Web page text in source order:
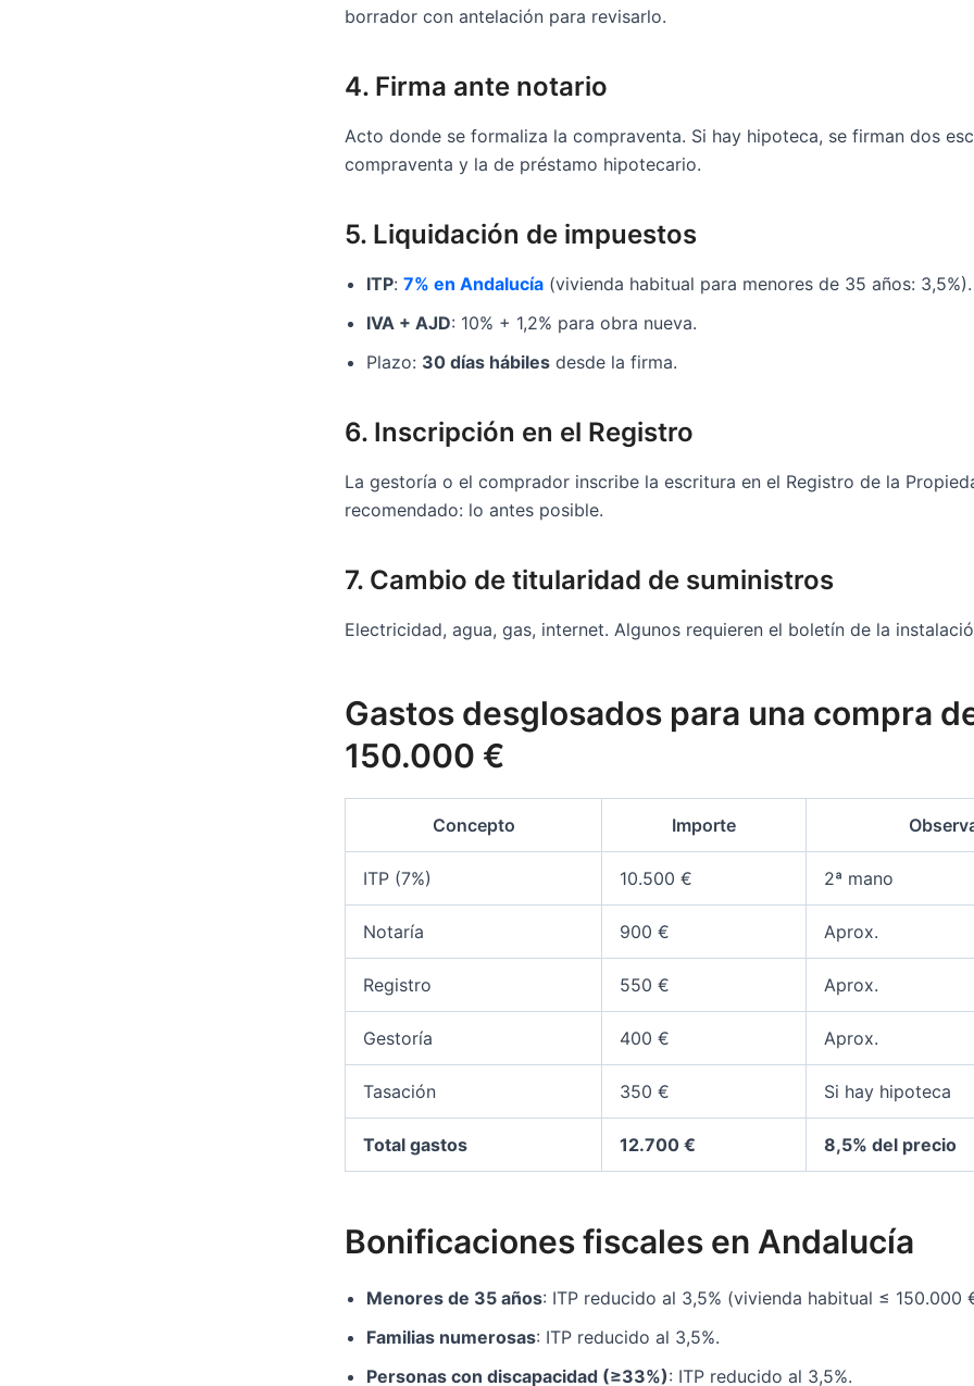
borrador con antelación para revisarlo.
4. Firma ante notario
Acto donde se formaliza la compraventa. Si hay hipoteca, se firman dos
compraventa y la de préstamo hipotecario.
5. Liquidación de impuestos
ITP: 7% en Andalucía (vivienda habitual para menores de 35 años: 3,5%).
IVA + AJD: 10% + 1,2% para obra nueva.
Plazo: 30 días hábiles desde la firma.
6. Inscripción en el Registro
La gestoría o el comprador inscribe la escritura en el Registro de la
recomendado: lo antes posible.
7. Cambio de titularidad de suministros
Electricidad, agua, gas, internet. Algunos requieren el boletín de la
Gastos desglosados para una compra
150.000 €
Concepto Importe
ITP (7%) 10.500 € 2ª mano
Notaría 900 € Aprox.
Registro 550 € Aprox.
Gestoría 400 € Aprox.
Tasación 350 € Si hay hipoteca
Total gastos 12.700 € 8,5% del precio
Bonificaciones fiscales en Andalucía
Menores de 35 años: ITP reducido al 3,5% (vivienda habitual ≤ 150.000
Familias numerosas: ITP reducido al 3,5%.
Personas con discapacidad (≥33%): ITP reducido al 3,5%.